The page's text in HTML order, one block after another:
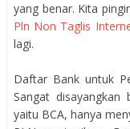
yang benar. Kita
Pln Non Taglis
lagi.
Daftar Bank untuk
Sangat disayangkan
yaitu BCA, hanya